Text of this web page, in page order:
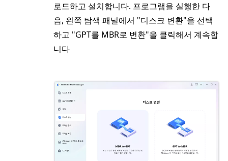
로드하고 설치합니다. 프로그램을 실행한 다
음, 왼쪽 탐색 패널에서 "디스크 변환"을 선택
하고 "GPT를 MBR로 변환"을 클릭해서 계속합
니다